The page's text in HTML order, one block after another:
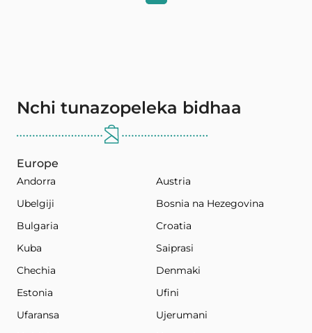
Nchi tunazopeleka bidhaa
Europe
Andorra
Austria
Ubelgiji
Bosnia na Hezegovina
Bulgaria
Croatia
Kuba
Saiprasi
Chechia
Denmaki
Estonia
Ufini
Ufaransa
Ujerumani